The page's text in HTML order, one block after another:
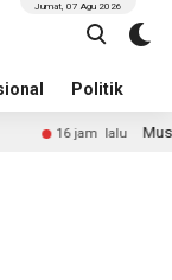
Politik
Jumat, 07 Agu 2026
16 jam lalu Musim